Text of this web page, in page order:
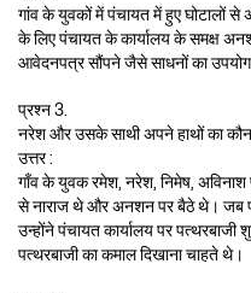
गांव के युवकों में पंचायत में हुए घोटालों
के लिए पंचायत के कार्यालय के समक्ष
आवेदनपत्र सौंपने जैसे साधनों का उपयोग
प्रश्न 3.
नरेश और उसके साथी अपने हाथों का
उत्तर :
गाँव के युवक रमेश, नरेश, निमेष, अविनाश
से नाराज थे और अनशन पर बैठे थे। जब
उन्होंने पंचायत कार्यालय पर पत्थरबाजी
पत्थरबाजी का कमाल दिखाना चाहते थे।